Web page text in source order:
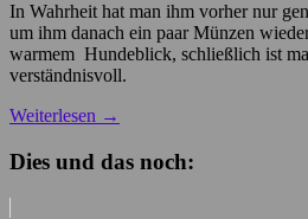
In Wahrheit hat man ihm vorher nur
um ihm danach ein paar Münzen
warmem Hundeblick, schließlich ist
verständnisvoll.
Weiterlesen →
Dies und das noch: